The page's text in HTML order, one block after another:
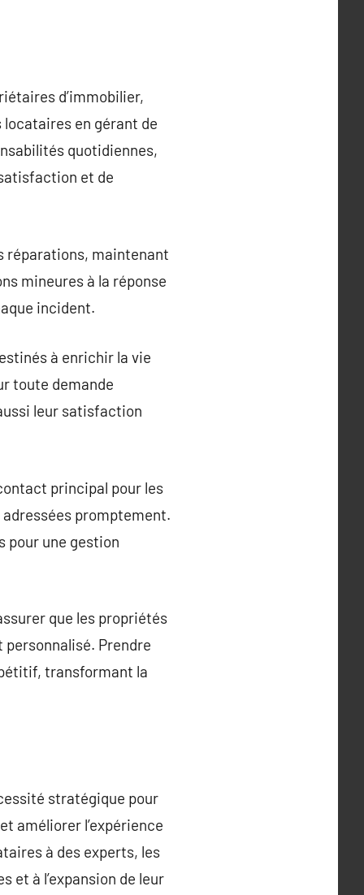
d’immobilier,
en gérant de
quotidiennes,
et de
réparations, maintenant
mineures à la réponse
incident.
à enrichir la vie
toute demande
leur satisfaction
principal pour les
promptement.
pour une gestion
que les propriétés
Prendre
transformant la
stratégique pour
améliorer l’expérience
à des experts, les
et à l’expansion de leur